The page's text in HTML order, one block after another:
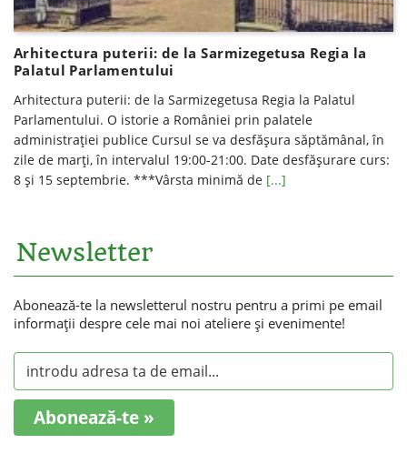
Arhitectura puterii: de la Sarmizegetusa Regia la
Palatul Parlamentului
Arhitectura puterii: de la Sarmizegetusa Regia la Palatul
Parlamentului. O istorie a României prin palatele
administrației publice Cursul se va desfăşura săptămânal, în
zile de marţi, în intervalul 19:00-21:00. Date desfăşurare curs:
8 și 15 septembrie. ***Vârsta minimă de [...]
Newsletter
Abonează-te la newsletterul nostru pentru a primi pe email
informaţii despre cele mai noi ateliere şi evenimente!
Abonează-te »